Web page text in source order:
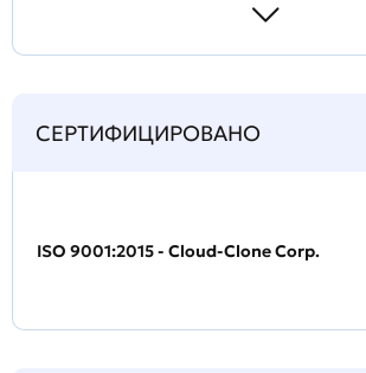
СЕРТИФИЦИРОВАНО
ISO 9001:2015 - Cloud-Clone Corp.